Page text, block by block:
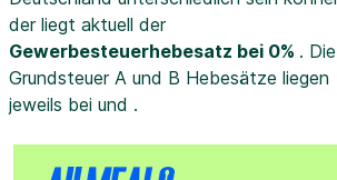
der liegt aktuell der
Gewerbesteuerhebesatz bei 0% . Die
Grundsteuer A und B Hebesätze liegen
jeweils bei und .